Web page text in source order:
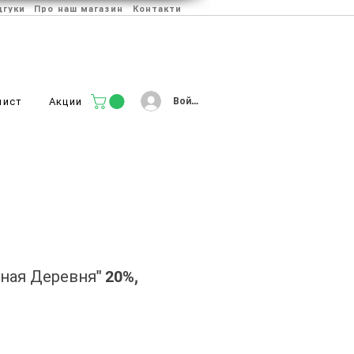
Про наш магазин Контакти
Акции Войти
Деревня" 20%,